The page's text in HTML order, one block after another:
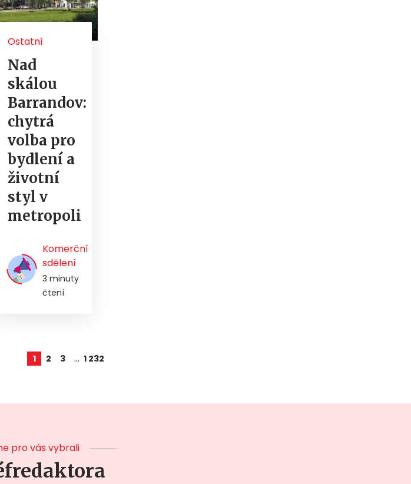
Ostatní
Nad
skálou
Barrandov:
chytrá
volba pro
bydlení a
životní
styl v
metropoli
Komerční
sdělení
3 minuty
čtení
1 2 3 … 1 232
pro vás vybrali